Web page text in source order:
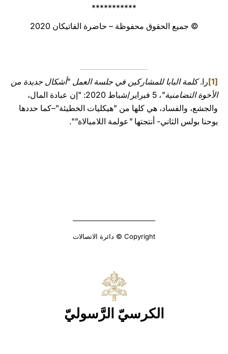
***********
© جميع الحقوق محفوظة – حاضرة الفاتيكان 2020
[1] را.كلمة البابا للمشاركين في جلسة العمل "أشكال جديدة من
الأخوة التضامنية"
، 5 فبراير/شباط 2020: "إن عبادة المال،
والجشع، والفساد، هي كلها من "هيكليات الخطيئة"–كما حددها
يوحنا بولس الثاني- أنتجتها " عولمة اللامبالاة"
".
Copyright © دائرة الاتصالات
الكرسيّ الرَّسوليّ